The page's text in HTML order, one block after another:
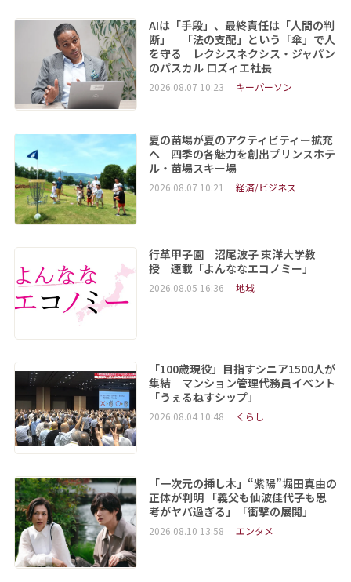
AIは「手段」、最終責任は「人間の判
断」 「法の支配」という「傘」で人
を守る レクシスネクシス・ジャパン
のパスカル ロズィエ社長
2026.08.07 10:23 キーパーソン
夏の苗場が夏のアクティビティー拡充
へ 四季の各魅力を創出プリンスホテ
ル・苗場スキー場
2026.08.07 10:21 経済/ビジネス
行革甲子園 沼尾波子 東洋大学教
授 連載「よんななエコノミー」
2026.08.05 16:36 地域
「100歳現役」目指すシニア1500人が
集結 マンション管理代務員イベント
「うぇるねすシップ」
2026.08.04 10:48 くらし
「一次元の挿し木」“紫陽”堀田真由の
正体が判明 「義父も仙波佳代子も思
考がヤバ過ぎる」「衝撃の展開」
2026.08.10 13:58 エンタメ